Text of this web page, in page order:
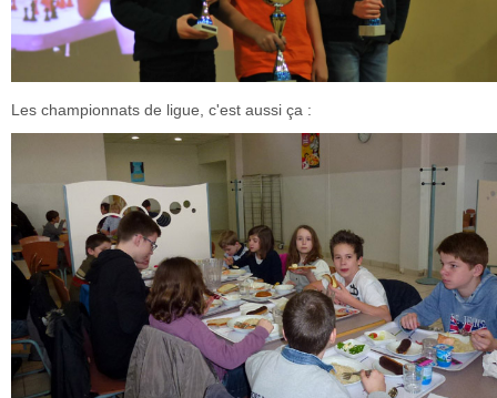
Les championnats de ligue, c'est aussi ça :